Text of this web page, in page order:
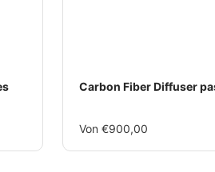
Carbon Fiber Diffuser
Im
Von €900,00